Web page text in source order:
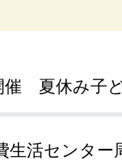
催 夏休み子
生活センタ